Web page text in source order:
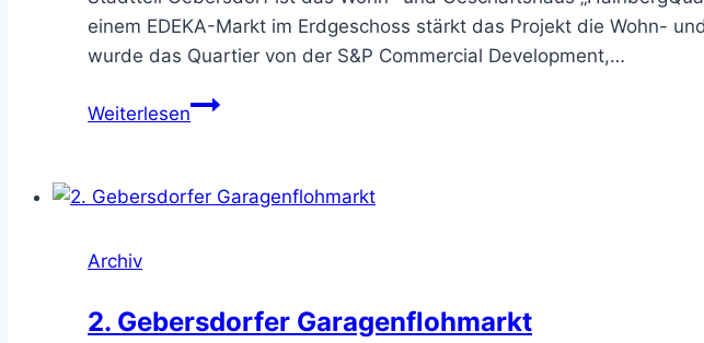
einem EDEKA-Markt im Erdgeschoss stärkt das Projekt die Wohn-
wurde das Quartier von der S&P Commercial Development,…
WeiterlesenHainbergQuartier
Archiv
2. Gebersdorfer Garagenflohmarkt